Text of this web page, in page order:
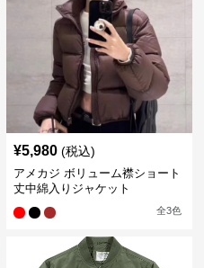
¥5,980 (税込)
アメカジ ボリューム襟ショート
丈中綿入りジャケット
全3色